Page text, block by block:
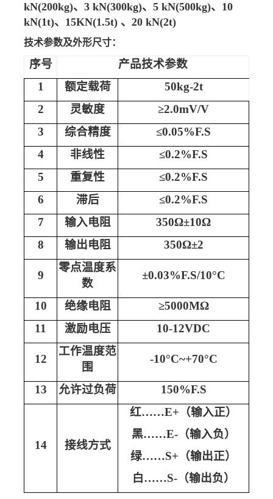
kN(200kg)、3 kN(300kg)、5 kN(500kg)、10
kN(1t)、15KN(1.5t) 、20 kN(2t)
技术参数及外形尺寸：
序号
产品技术参数
1
额定载荷 50kg-2t
2
灵敏度
≥2.0mV/V
3
综合精度
≤0.05%F.S
4
非线性 ≤0.2%F.S
5
重复性 ≤0.2%F.S
6
滞后 ≤0.2%F.S
7
输入电阻
350Ω±10Ω
8
输出电阻 350Ω±2
9
零点温度系
数
±0.03%F.S/10°C
10 绝缘电阻 ≥5000MΩ
11
激励电压 10-12VDC
12
工作温度范
围
-10°C~+70°C
13 允许过负荷 150%F.S
14 接线方式
红……E+（输入正）
黑……E-（输入负）
绿……S+（输出正）
白……S-（输出负）